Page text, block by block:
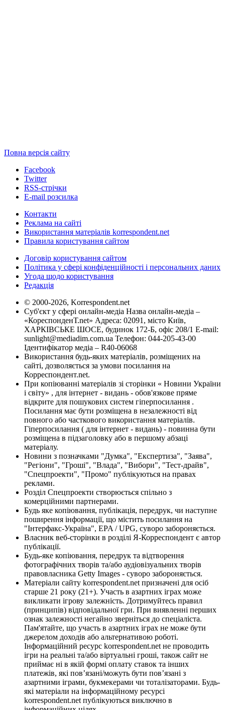
Повна версія сайту
Facebook
Twitter
RSS-стрічки
E-mail розсилка
Контакти
Реклама на сайті
Використання матеріалів korrespondent.net
Правила користування сайтом
Договір користування сайтом
Політика у сфері конфіденційності і персональних даних
Угода щодо користування
Редакція
© 2000-2026, Korrespondent.net
Суб'єкт у сфері онлайн-медіа Назва онлайн-медіа –
«КореспонденТ.net» Адреса: 02091, місто Київ,
ХАРКІВСЬКЕ ШОСЕ, будинок 172-Б, офіс 208/1 E-mail:
sunlight@mediadim.com.ua Телефон: 044-205-43-00
Ідентифікатор медіа – R40-06068
Використання будь-яких матеріалів, розміщених на
сайті, дозволяється за умови посилання на
Корреспондент.net.
При копіюванні матеріалів зі сторінки « Новини України
і світу» , для інтернет - видань - обов'язкове пряме
відкрите для пошукових систем гіперпосилання .
Посилання має бути розміщена в незалежності від
повного або часткового використання матеріалів.
Гіперпосилання ( для інтернет - видань) - повинна бути
розміщена в підзаголовку або в першому абзаці
матеріалу.
Новини з позначками "Думка", "Експертиза", "Заява",
"Регіони", "Гроші", "Влада", "Вибори", "Тест-драйв",
"Спецпроекти", "Промо" публікуються на правах
реклами.
Розділ Спецпроекти створюється спільно з
комерційними партнерами.
Будь яке копіювання, публікація, передрук, чи наступне
поширення інформації, що містить посилання на
"Інтерфакс-Україна", EPA / UPG, суворо забороняється.
Власник веб-сторінки в розділі Я-Корреспондент є автор
публікації.
Будь-яке копіювання, передрук та відтворення
фотографічних творів та/або аудіовізуальних творів
правовласника Getty Images - суворо забороняється.
Матеріали сайту korrespondent.net призначені для осіб
старше 21 року (21+). Участь в азартних іграх може
викликати ігрову залежність. Дотримуйтесь правил
(принципів) відповідальної гри. При виявленні перших
ознак залежності негайно зверніться до спеціаліста.
Пам'ятайте, що участь в азартних іграх не може бути
джерелом доходів або альтернативою роботі.
Інформаційний ресурс korrespondent.net не проводить
ігри на реальні та/або віртуальні гроші, також сайт не
приймає ні в якій формі оплату ставок та інших
платежів, які пов’язані/можуть бути пов’язані з
азартними іграми, букмекерами чи тоталізаторами. Будь-
які матеріали на інформаційному ресурсі
korrespondent.net публікуються виключно в